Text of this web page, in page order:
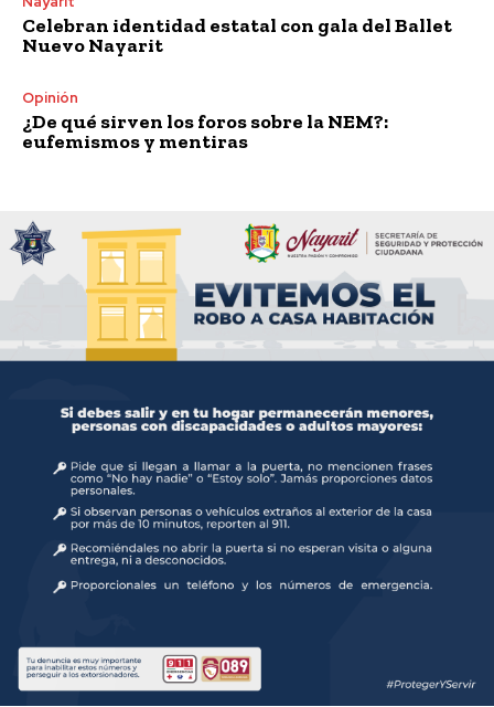
Celebran identidad estatal con gala del Ballet
Nuevo Nayarit
Opinión
¿De qué sirven los foros sobre la NEM?:
eufemismos y mentiras